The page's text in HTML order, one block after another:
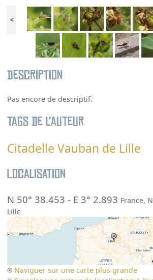
<
Description
Pas encore de descriptif.
Tags de l’auteur
Citadelle Vauban de Lille
Localisation
N 50° 38.453 - E 3° 2.893 France,
Lille
Naviguer sur une carte plus grande